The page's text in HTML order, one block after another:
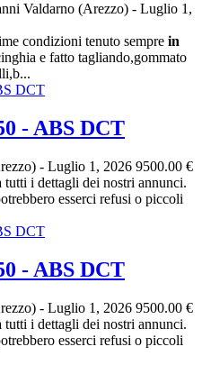
Valdarno (Arezzo) - Luglio 1,
condizioni tenuto sempre in
e fatto tagliando,gommato
- ABS DCT
- Luglio 1, 2026 9500.00 €
tutti i dettagli dei nostri annunci.
esserci refusi o piccoli
- ABS DCT
- Luglio 1, 2026 9500.00 €
tutti i dettagli dei nostri annunci.
esserci refusi o piccoli